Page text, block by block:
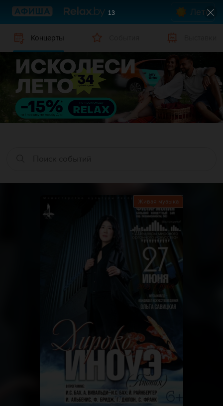
Лето
Концерты
Живая музыка
12